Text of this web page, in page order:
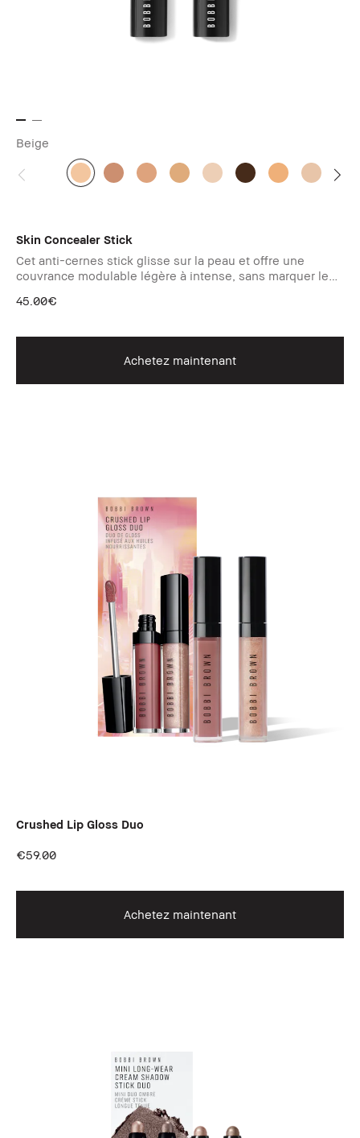
Beige
Skin Concealer Stick
Cet anti-cernes stick glisse sur la peau et offre une
couvrance modulable légère à intense, sans marquer les
45.00€
Achetez maintenant
Crushed Lip Gloss Duo
€59.00
Achetez maintenant